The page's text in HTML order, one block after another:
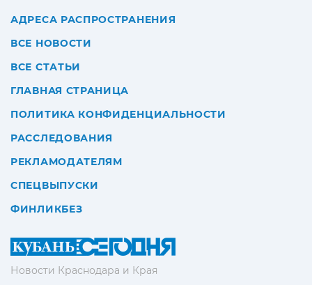
Новости Краснодара и Края
АДРЕСА РАСПРОСТРАНЕНИЯ
ВСЕ НОВОСТИ
ВСЕ СТАТЬИ
ГЛАВНАЯ СТРАНИЦА
ПОЛИТИКА КОНФИДЕНЦИАЛЬНОСТИ
РАССЛЕДОВАНИЯ
РЕКЛАМОДАТЕЛЯМ
СПЕЦВЫПУСКИ
ФИНЛИКБЕЗ